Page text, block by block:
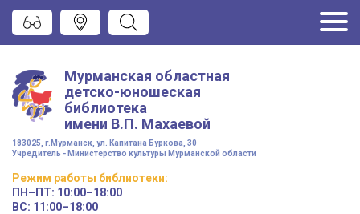
Мурманская областная
детско-юношеская
библиотека
имени В.П. Махаевой
183025, г.Мурманск, ул. Капитана Буркова, 30
Учредитель - Министерство культуры Мурманской области
Режим работы библиотеки:
ПН–ПТ: 10:00–18:00
ВС: 11:00–18:00